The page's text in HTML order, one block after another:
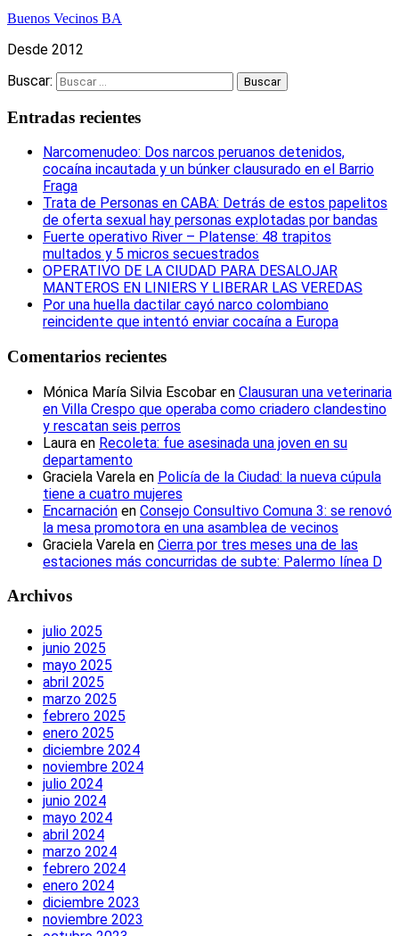
Compartir
Buenos Vecinos BA
Desde 2012
Buscar:
Entradas recientes
Narcomenudeo: Dos narcos peruanos detenidos,
cocaína incautada y un búnker clausurado en el Barrio
Fraga
Trata de Personas en CABA: Detrás de estos papelitos
de oferta sexual hay personas explotadas por bandas
Fuerte operativo River – Platense: 48 trapitos
multados y 5 micros secuestrados
OPERATIVO DE LA CIUDAD PARA DESALOJAR
MANTEROS EN LINIERS Y LIBERAR LAS VEREDAS
Por una huella dactilar cayó narco colombiano
reincidente que intentó enviar cocaína a Europa
Comentarios recientes
Mónica María Silvia Escobar en Clausuran una veterinaria
en Villa Crespo que operaba como criadero clandestino
y rescatan seis perros
Laura en Recoleta: fue asesinada una joven en su
departamento
Graciela Varela en Policía de la Ciudad: la nueva cúpula
tiene a cuatro mujeres
Encarnación en Consejo Consultivo Comuna 3: se renovó
la mesa promotora en una asamblea de vecinos
Graciela Varela en Cierra por tres meses una de las
estaciones más concurridas de subte: Palermo línea D
Archivos
julio 2025
junio 2025
mayo 2025
abril 2025
marzo 2025
febrero 2025
enero 2025
diciembre 2024
noviembre 2024
julio 2024
junio 2024
mayo 2024
abril 2024
marzo 2024
febrero 2024
enero 2024
diciembre 2023
noviembre 2023